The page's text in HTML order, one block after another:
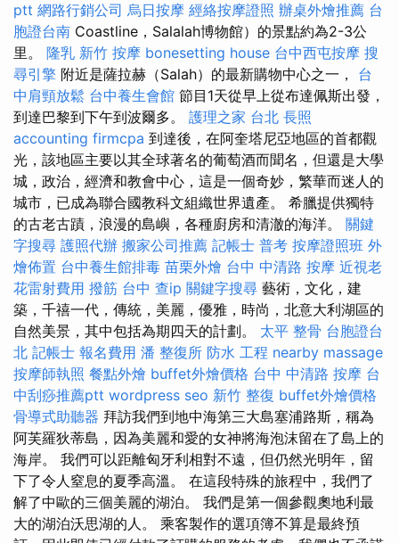
ptt 網路行銷公司 烏日按摩 經絡按摩證照 辦桌外燴推薦 台
胞證台南 Coastline，Salalah博物館）的景點約為2-3公
里。 隆乳 新竹 按摩 bonesetting house 台中西屯按摩 搜
尋引擎 附近是薩拉赫（Salah）的最新購物中心之一， 台
中肩頸放鬆 台中養生會館 節目1天從早上從布達佩斯出發，
到達巴黎到下午到波爾多。 護理之家 台北 長照
accounting firmcpa 到達後，在阿奎塔尼亞地區的首都觀
光，該地區主要以其全球著名的葡萄酒而聞名，但還是大學
城，政治，經濟和教會中心，這是一個奇妙，繁華而迷人的
城市，已成為聯合國教科文組織世界遺產。 希臘提供獨特
的古老古蹟，浪漫的島嶼，各種廚房和清澈的海洋。 關鍵
字搜尋 護照代辦 搬家公司推薦 記帳士 普考 按摩證照班 外
燴佈置 台中養生館排毒 苗栗外燴 台中 中清路 按摩 近視老
花雷射費用 撥筋 台中 查ip 關鍵字搜尋 藝術，文化，建
築，千禧一代，傳統，美麗，優雅，時尚，北意大利湖區的
自然美景，其中包括為期四天的計劃。 太平 整骨 台胞證台
北 記帳士 報名費用 潘 整復所 防水 工程 nearby massage
按摩師執照 餐點外燴 buffet外燴價格 台中 中清路 按摩 台
中刮痧推薦ptt wordpress seo 新竹 整復 buffet外燴價格
骨導式助聽器 拜訪我們到地中海第三大島塞浦路斯，稱為
阿芙羅狄蒂島，因為美麗和愛的女神將海泡沫留在了島上的
海岸。 我們可以距離匈牙利相對不遠，但仍然光明年，留
下了令人窒息的夏季高溫。 在這段特殊的旅程中，我們了
解了中歐的三個美麗的湖泊。 我們是第一個參觀奧地利最
大的湖泊沃思湖的人。 乘客製作的選項簿不算是最終預